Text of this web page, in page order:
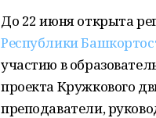
До 22 июня открыта
Республики
участию в
проекта Кружкового
преподаватели,